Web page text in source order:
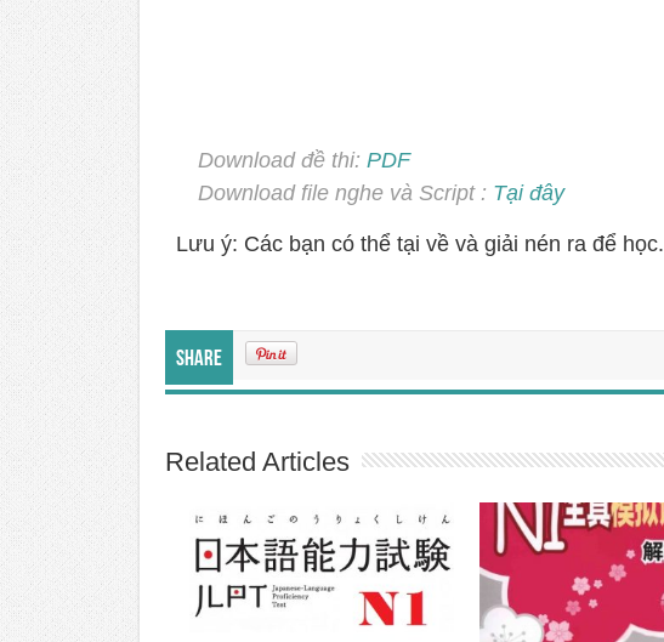
Download đề thi: PDF
Download file nghe và Script : Tại đây
Lưu ý: Các bạn có thể tại về và giải nén ra để học.
Share
Related Articles